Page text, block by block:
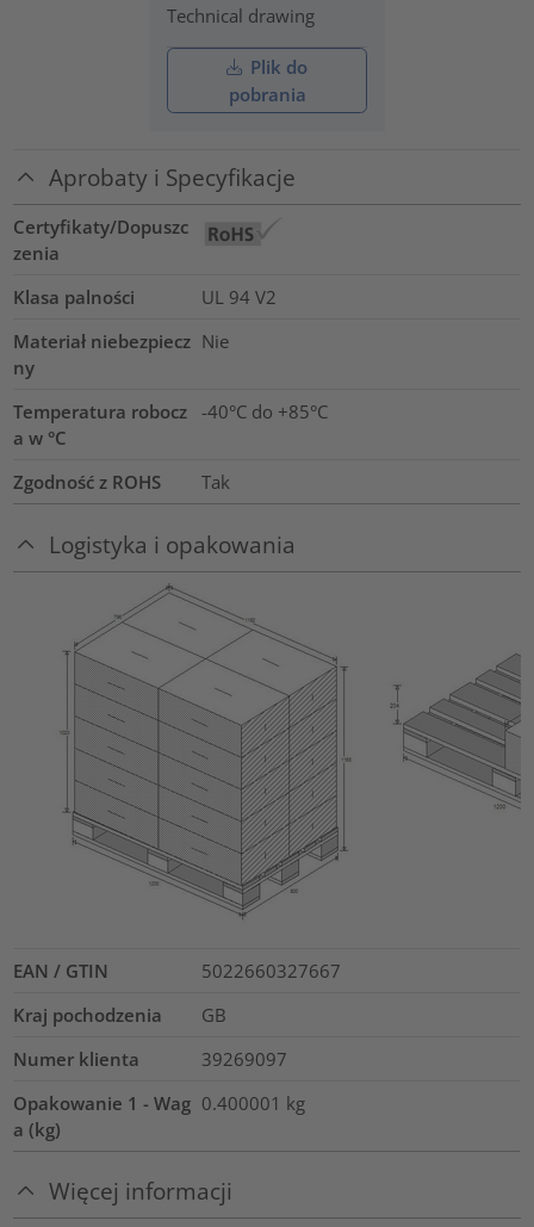
Technical drawing
Plik do
pobrania
Aprobaty i Specyfikacje
Certyfikaty/Dopuszc
zenia
Klasa palności
UL 94 V2
Materiał niebezpiecz
ny
Nie
Temperatura robocz
a w °C
-40°C do +85°C
Zgodność z ROHS Tak
Logistyka i opakowania
EAN / GTIN
5022660327667
Kraj pochodzenia
GB
Numer klienta
39269097
Opakowanie 1 - Wag
a (kg)
0.400001 kg
Więcej informacji